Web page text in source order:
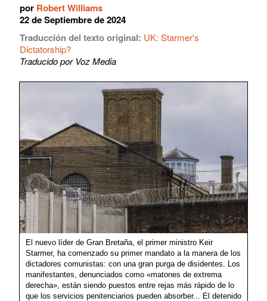
por Robert Williams
22 de Septiembre de 2024
Traducción del texto original: UK: Starmer's
Dictatorship?
Traducido por Voz Media
El nuevo líder de Gran Bretaña, el primer ministro Keir
Starmer, ha comenzado su primer mandato a la manera de los
dictadores comunistas: con una gran purga de disidentes. Los
manifestantes, denunciados como «matones de extrema
derecha», están siendo puestos entre rejas más rápido de lo
que los servicios penitenciarios pueden absorber... El detenido